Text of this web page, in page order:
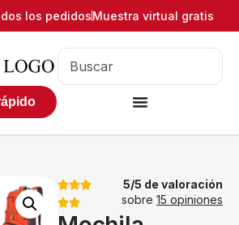
los pedidosMuestra virtual gratis
5/5 de valoración
sobre 15 opiniones